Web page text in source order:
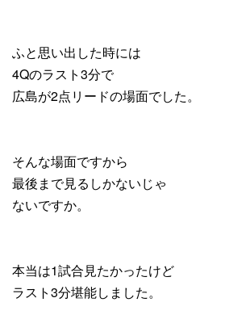
ふと思い出した時には
4Qのラスト3分で
広島が2点リードの場面でした。
そんな場面ですから
最後まで見るしかないじゃ
ないですか。
本当は1試合見たかったけど
ラスト3分堪能しました。